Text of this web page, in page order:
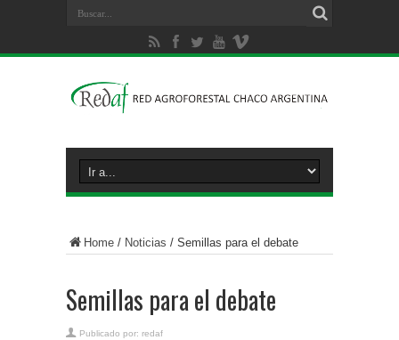
Home / Noticias / Semillas para el debate
Semillas para el debate
Publicado por: redaf